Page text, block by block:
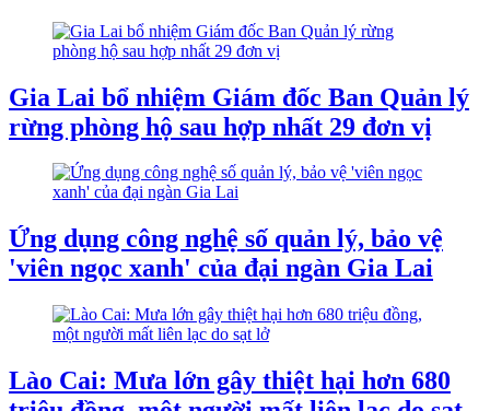
Gia Lai bổ nhiệm Giám đốc Ban Quản lý
rừng phòng hộ sau hợp nhất 29 đơn vị
Ứng dụng công nghệ số quản lý, bảo vệ
'viên ngọc xanh' của đại ngàn Gia Lai
Lào Cai: Mưa lớn gây thiệt hại hơn 680